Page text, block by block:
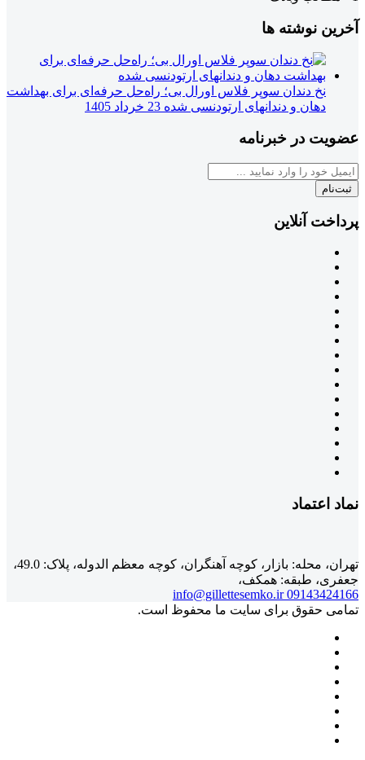
آخرین نوشته ها
نخ دندان سوپر فلاس اورال بی؛ راه‌حل حرفه‌ای برای بهداشت
دهان و دندانهای ارتودنسی شده 23 خرداد 1405
عضویت در خبرنامه
ثبت‌نام
پرداخت آنلاین
نماد اعتماد
تهران، محله: بازار، کوچه آهنگران، کوچه معظم الدوله، پلاک: 49.0،
جعفری، طبقه: همکف،
09143424166
info@gillettesemko.ir
تمامی حقوق برای سایت ما محفوظ است.